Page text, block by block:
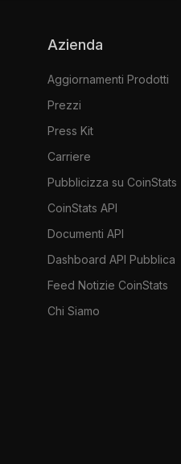
Azienda
Aggiornamenti Prodotti
Prezzi
Press Kit
Carriere
Pubblicizza su CoinStats
CoinStats API
Documenti API
Dashboard API Pubblica
Feed Notizie CoinStats
Chi Siamo